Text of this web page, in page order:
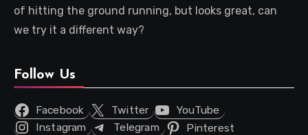
of hitting the ground running, but looks great, can
we try it a different way?
Follow Us
Facebook Twitter
YouTube
Instagram
Telegram Pinterest